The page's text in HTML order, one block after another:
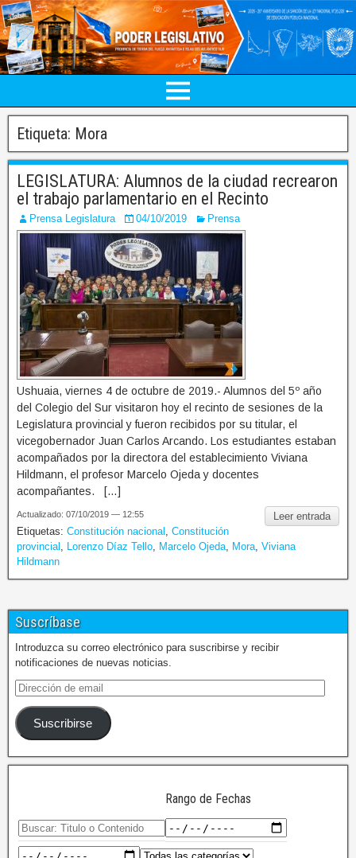
Etiqueta: Mora
LEGISLATURA: Alumnos de la ciudad recrearon
el trabajo parlamentario en el Recinto
Prensa Legislatura 04/10/2019 Prensa
Ushuaia, viernes 4 de octubre de 2019.- Alumnos del 5º año
del Colegio del Sur visitaron hoy el recinto de sesiones de la
Legislatura provincial y fueron recibidos por su titular, el
vicegobernador Juan Carlos Arcando. Los estudiantes estaban
acompañados por la directora del establecimiento Viviana
Hildmann, el profesor Marcelo Ojeda y docentes
acompañantes. […]
Leer entrada
Actualizado: 07/10/2019 — 12:55
Etiquetas: Constitución nacional
Constitución
provincial
Lorenzo Díaz Tello Marcelo Ojeda Mora Viviana
Hildmann
Suscríbase
Introduzca su correo electrónico para suscribirse y recibir
notificaciones de nuevas noticias.
Suscribirse
Rango de Fechas